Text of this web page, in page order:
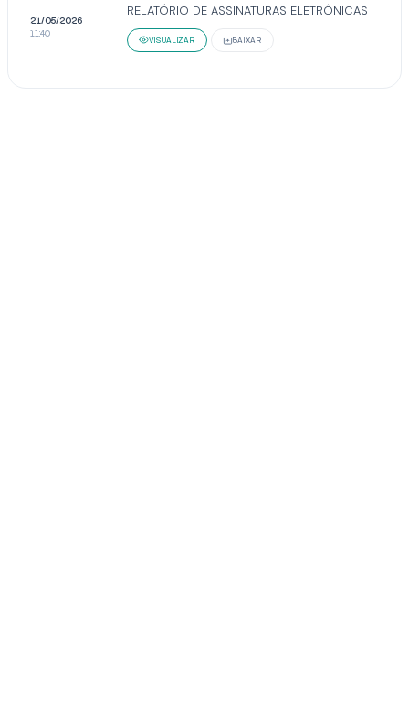
21/05/2026
11:40
RELATÓRIO DE ASSINATURAS ELETRÔNICAS
VISUALIZAR BAIXAR